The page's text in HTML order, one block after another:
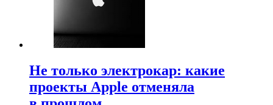
Не только электрокар: какие
проекты Apple отменяла